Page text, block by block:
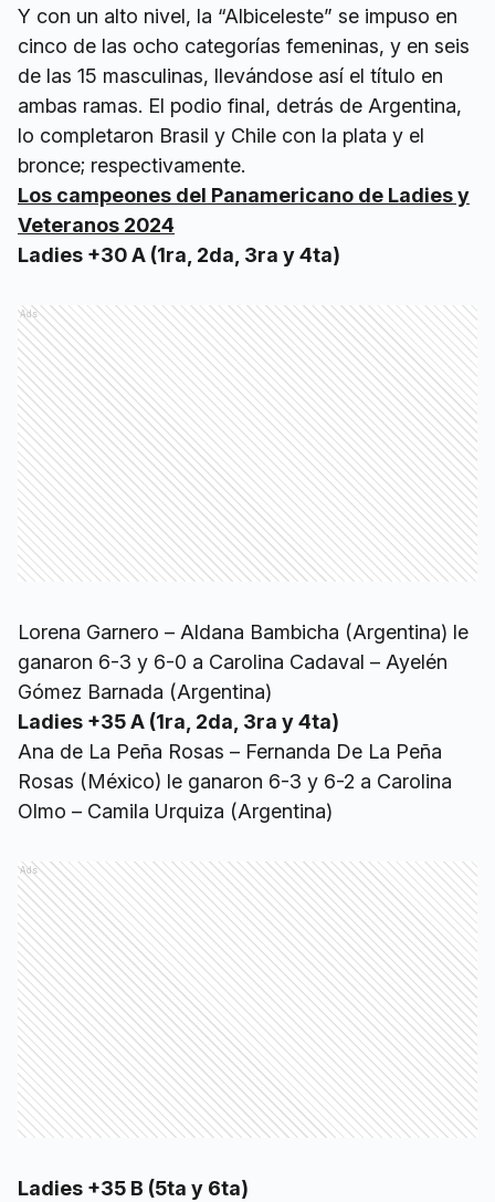
Y con un alto nivel, la “Albiceleste” se impuso en
cinco de las ocho categorías femeninas, y en seis
de las 15 masculinas, llevándose así el título en
ambas ramas. El podio final, detrás de Argentina,
lo completaron Brasil y Chile con la plata y el
bronce; respectivamente.
Los campeones del Panamericano de Ladies y
Veteranos 2024
Ladies +30 A (1ra, 2da, 3ra y 4ta)
Ads
Lorena Garnero – Aldana Bambicha (Argentina) le
ganaron 6-3 y 6-0 a Carolina Cadaval – Ayelén
Gómez Barnada (Argentina)
Ladies +35 A (1ra, 2da, 3ra y 4ta)
Ana de La Peña Rosas – Fernanda De La Peña
Rosas (México) le ganaron 6-3 y 6-2 a Carolina
Olmo – Camila Urquiza (Argentina)
Ads
Ladies +35 B (5ta y 6ta)